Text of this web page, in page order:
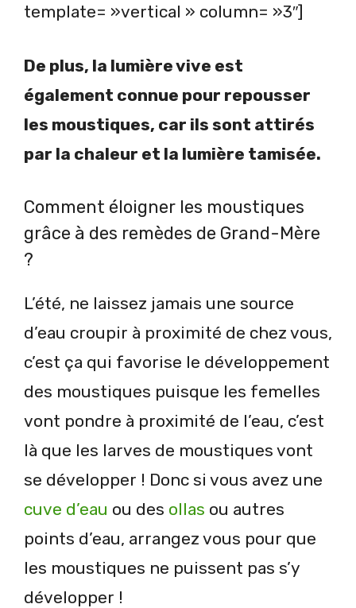
template= »vertical » column= »3″]
De plus, la lumière vive est
également connue pour repousser
les moustiques, car ils sont attirés
par la chaleur et la lumière tamisée.
Comment éloigner les moustiques
grâce à des remèdes de Grand-Mère
?
L’été, ne laissez jamais une source
d’eau croupir à proximité de chez vous,
c’est ça qui favorise le développement
des moustiques puisque les femelles
vont pondre à proximité de l’eau, c’est
là que les larves de moustiques vont
se développer ! Donc si vous avez une
cuve d’eau ou des ollas ou autres
points d’eau, arrangez vous pour que
les moustiques ne puissent pas s’y
développer !